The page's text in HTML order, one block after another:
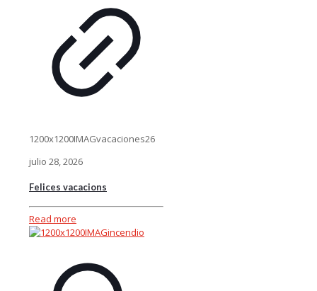
1200x1200IMAGvacaciones26
julio 28, 2026
Felices vacacions
Read more